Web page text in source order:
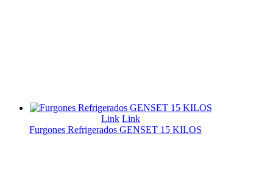
Link Link
Furgones Refrigerados GENSET 15 KILOS